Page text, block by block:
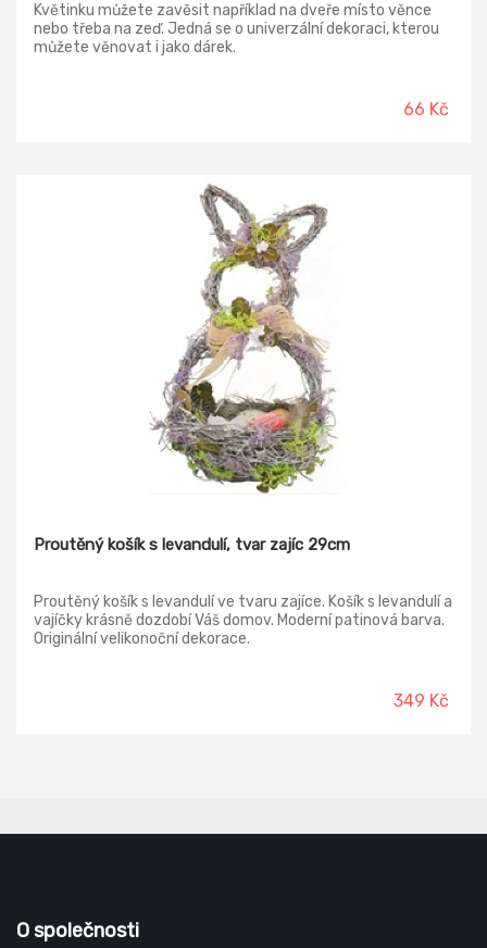
Květinku můžete zavěsit například na dveře místo věnce
nebo třeba na zeď. Jedná se o univerzální dekoraci, kterou
můžete věnovat i jako dárek.
66 Kč
Proutěný košík s levandulí, tvar zajíc 29cm
Proutěný košík s levandulí ve tvaru zajíce. Košík s levandulí a
vajíčky krásně dozdobí Váš domov. Moderní patinová barva.
Originální velikonoční dekorace.
349 Kč
O společnosti